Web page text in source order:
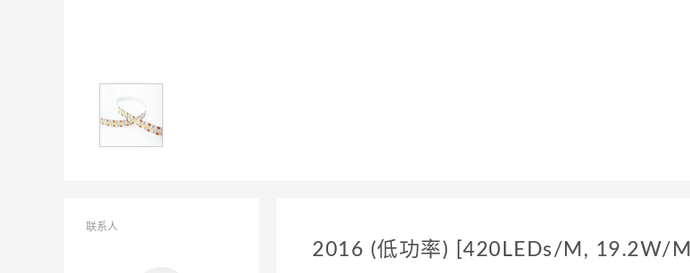
联系人
2016 (低功率) [420LEDs/M, 19.2W/M]